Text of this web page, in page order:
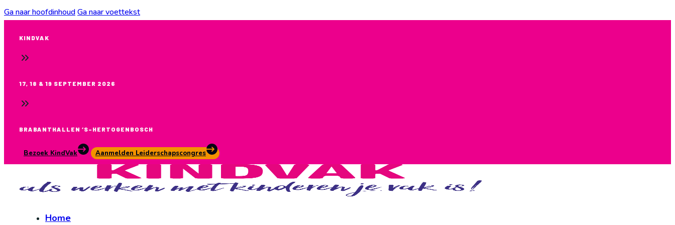
Ga naar hoofdinhoudGa naar voettekst
KINDVAK
17, 18 & 19 SEPTEMBER 2026
BRABANTHALLEN ‘S-HERTOGENBOSCH
Bezoek KindVak Aanmelden Leiderschapscongres
Home